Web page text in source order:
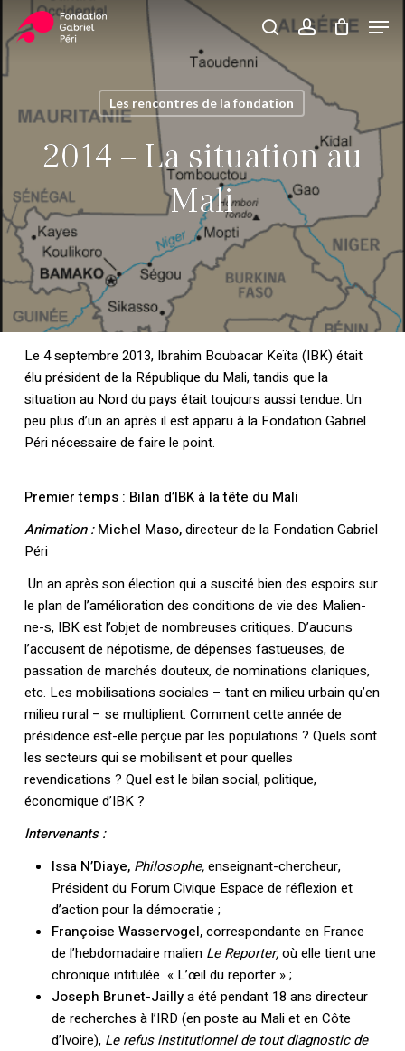
main
content
searchaccountClose
Les rencontres de la fondation
2014 – La situation au
Mali
Le 4 septembre 2013, Ibrahim Boubacar Keïta (IBK) était
élu président de la République du Mali, tandis que la
situation au Nord du pays était toujours aussi tendue. Un
peu plus d’un an après il est apparu à la Fondation Gabriel
Péri nécessaire de faire le point.
Premier temps : Bilan d’IBK à la tête du Mali
Animation :Michel Maso,directeur de la Fondation Gabriel
Péri
Un an après son élection qui a suscité bien des espoirs sur
le plan de l’amélioration des conditions de vie des Malien-
ne-s, IBK est l’objet de nombreuses critiques. D’aucuns
l’accusent de népotisme, de dépenses fastueuses, de
passation de marchés douteux, de nominations claniques,
etc. Les mobilisations sociales – tant en milieu urbain qu’en
milieu rural – se multiplient. Comment cette année de
présidence est-elle perçue par les populations ? Quels sont
les secteurs qui se mobilisent et pour quelles
revendications ? Quel est le bilan social, politique,
économique d’IBK ?
Intervenants :
Issa N’Diaye, Philosophe,enseignant-chercheur,
Président du Forum Civique Espace de réflexion et
d’action pour la démocratie ;
Françoise Wasservogel,correspondante en France
de l’hebdomadaire malien Le Reporter,où elle tient une
chronique intitulée « L’œil du reporter » ;
Joseph Brunet-Jaillya été pendant 18 ans directeur
de recherches à l’IRD (en poste au Mali et en Côte
d’Ivoire), Le refus institutionnel de tout diagnostic de